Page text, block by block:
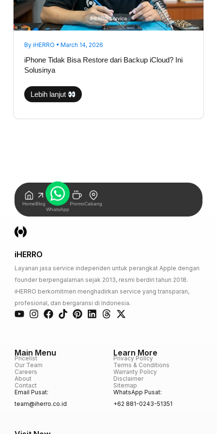
By iHERRO • March 14, 2026
iPhone Tidak Bisa Restore dari Backup iCloud? Ini
Solusinya
Lebih lanjut
HomeBlog
WhatsApp
PromoCabang
iHERRO
Layanan jasa service independen untuk perangkat Apple dengan
founder berpengalaman sejak 2013, resmi berdiri tahun 2018.
iHERRO berkomitmen menghadirkan service yang transparan,
profesional, dan bergaransi di Indonesia.
Main Menu
Pricelist
Our Team
Careers
About
Contact
Email Pusat:
team@iherro.co.id
Learn More
Privacy Policy
Terms & Conditions
Warranty Policy
Disclaimer
Sitemap
WhatsApp Pusat:
+62 881-0243-51351